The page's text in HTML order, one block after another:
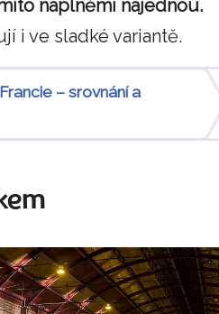
náplněmi najednou.
i ve sladké variantě.
– srovnání a